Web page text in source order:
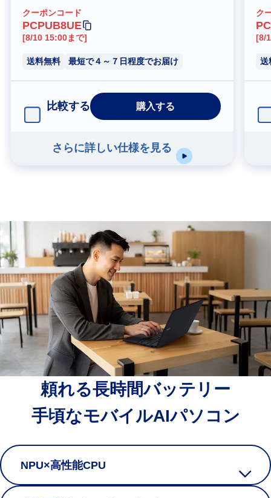
クーポンコード
PCPUB8UE
[8/10 15:00まで]
送料無料 最短で４～７日程度でお届け
比較する 購入する
さらに詳しい仕様を見る
ク
[8/
送
頼れる長時間バッテリー
手頃なモバイルAIパソコン
NPU×高性能CPU